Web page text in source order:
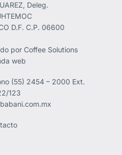
Deleg.
D.F. C.P. 06600
por Coffee Solutions
web
(55) 2454 – 2000 Ext.
123